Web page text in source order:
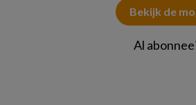
Bekijk de
Al